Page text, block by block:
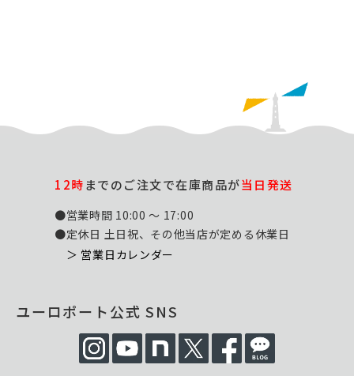
12時までのご注文で在庫商品が当日発送
●営業時間 10:00 ～ 17:00
●定休日 土日祝、その他当店が定める休業日
＞ 営業日カレンダー
ユーロポート公式 SNS